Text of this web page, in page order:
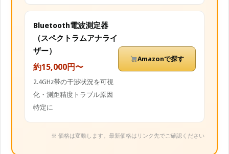
Bluetooth電波測定器
（スペクトラムアナライ
ザー）
約15,000円〜
2.4GHz帯の干渉状況を可視
化・測距精度トラブル原因
特定に
Amazonで探す
※ 価格は変動します。最新価格はリンク先でご確認ください